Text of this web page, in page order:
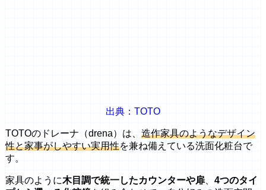
出典：TOTO
TOTOのドレーナ（drena）は、 造作家具のようなデザイン
性と家事がしやすい実用性を兼ね備えている洗面化粧台で
す。
家具のように木目調で統一したカウンターや扉
4つのタイ